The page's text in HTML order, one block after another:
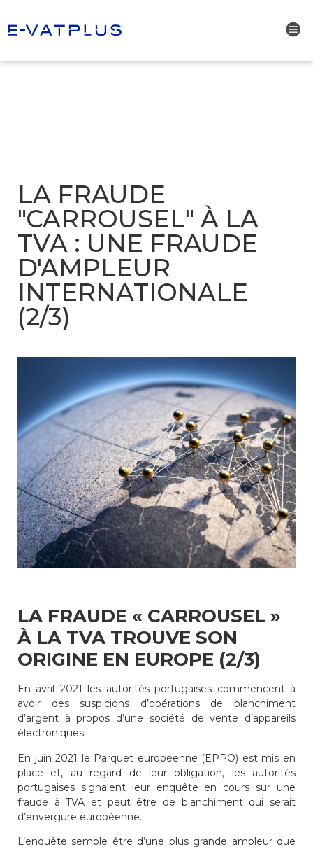
LA FRAUDE
"CARROUSEL" À LA
TVA : UNE FRAUDE
D'AMPLEUR
INTERNATIONALE
(2/3)
LA FRAUDE « CARROUSEL »
À LA TVA TROUVE SON
ORIGINE EN EUROPE (2/3)
En avril 2021 les autorités portugaises commencent à
avoir des suspicions d’opérations de blanchiment
d’argent à propos d’une société de vente d’appareils
électroniques.
En juin 2021 le Parquet européenne (EPPO) est mis en
place et, au regard de leur obligation, les autorités
portugaises signalent leur enquête en cours sur une
fraude à TVA et peut être de blanchiment qui serait
d’envergure européenne.
L’enquête semble être d’une plus grande ampleur que